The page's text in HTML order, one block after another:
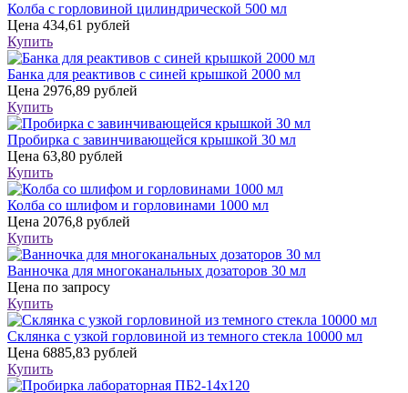
Колба с горловиной цилиндрической 500 мл
Цена 434,61 рублей
Купить
Банка для реактивов с синей крышкой 2000 мл
Цена 2976,89 рублей
Купить
Пробирка с завинчивающейся крышкой 30 мл
Цена 63,80 рублей
Купить
Колба со шлифом и горловинами 1000 мл
Цена 2076,8 рублей
Купить
Ванночка для многоканальных дозаторов 30 мл
Цена по запросу
Купить
Склянка с узкой горловиной из темного стекла 10000 мл
Цена 6885,83 рублей
Купить